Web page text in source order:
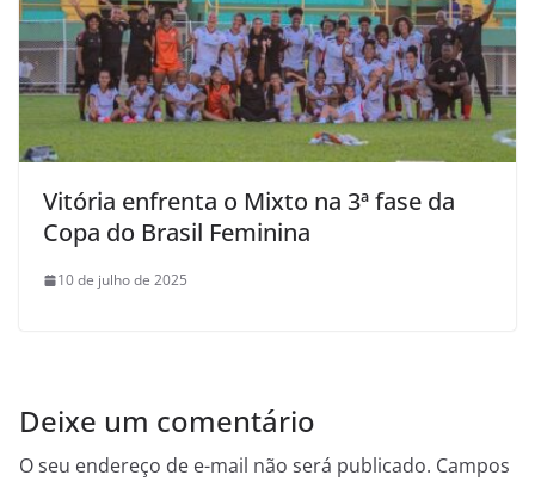
Vitória enfrenta o Mixto na 3ª fase da
Copa do Brasil Feminina
10 de julho de 2025
Deixe um comentário
O seu endereço de e-mail não será publicado. Campos